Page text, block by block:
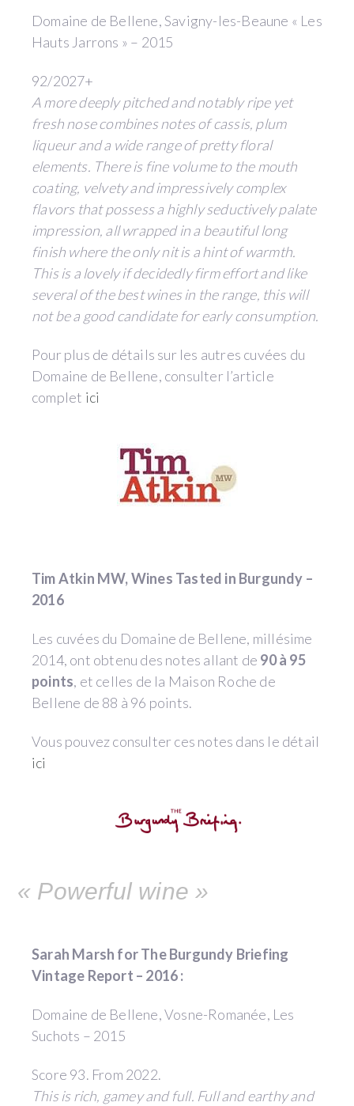
Domaine de Bellene, Savigny-les-Beaune « Les
Hauts Jarrons » – 2015
92/2027+
A more deeply pitched and notably ripe yet
fresh nose combines notes of cassis, plum
liqueur and a wide range of pretty floral
elements. There is fine volume to the mouth
coating, velvety and impressively complex
flavors that possess a highly seductively palate
impression, all wrapped in a beautiful long
finish where the only nit is a hint of warmth.
This is a lovely if decidedly firm effort and like
several of the best wines in the range, this will
not be a good candidate for early consumption.
Pour plus de détails sur les autres cuvées du
Domaine de Bellene, consulter l’article
complet ici
Tim Atkin MW, Wines Tasted in Burgundy –
2016
Les cuvées du Domaine de Bellene, millésime
2014, ont obtenu des notes allant de 90 à 95
points, et celles de la Maison Roche de
Bellene de 88 à 96 points.
Vous pouvez consulter ces notes dans le détail
ici
« Powerful wine »
Sarah Marsh for The Burgundy Briefing
Vintage Report – 2016 :
Domaine de Bellene, Vosne-Romanée, Les
Suchots – 2015
Score 93. From 2022.
This is rich, gamey and full. Full and earthy and